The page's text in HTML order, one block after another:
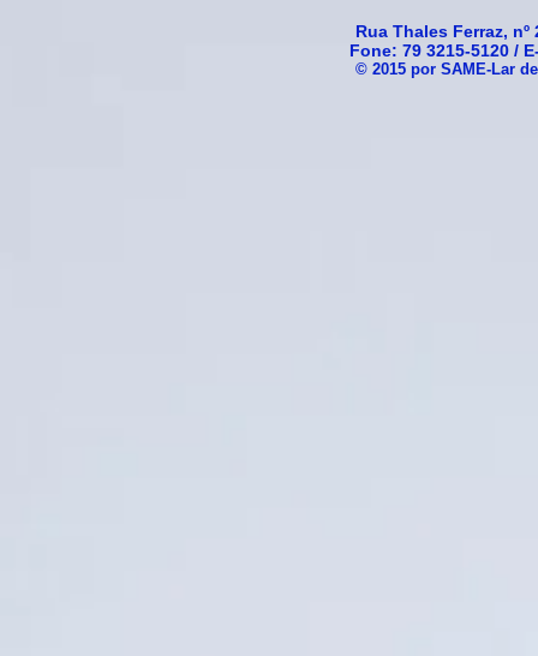
Rua Thales Ferraz,
Fone: 79 3215-5120 /
© 2015 por SAME-Lar